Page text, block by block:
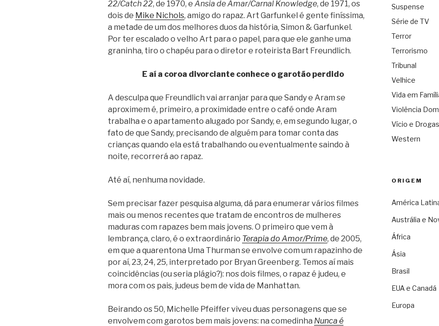
22/Catch 22, de 1970, e Ânsia de Amar/Carnal Knowledge, de 1971, os
dois de Mike Nichols, amigo do rapaz. Art Garfunkel é gente finíssima,
a metade de um dos melhores duos da história, Simon & Garfunkel.
Por ter escalado o velho Art para o papel, para que ele ganhe uma
graninha, tiro o chapéu para o diretor e roteirista Bart Freundlich.
E aí a coroa divorciante conhece o garotão perdido
A desculpa que Freundlich vai arranjar para que Sandy e Aram se
aproximem é, primeiro, a proximidade entre o café onde Aram
trabalha e o apartamento alugado por Sandy, e, em segundo lugar, o
fato de que Sandy, precisando de alguém para tomar conta das
crianças quando ela está trabalhando ou eventualmente saindo à
noite, recorrerá ao rapaz.
Até aí, nenhuma novidade.
Sem precisar fazer pesquisa alguma, dá para enumerar vários filmes
mais ou menos recentes que tratam de encontros de mulheres
maduras com rapazes bem mais jovens. O primeiro que vem à
lembrança, claro, é o extraordinário Terapia do Amor/Prime, de 2005,
em que a quarentona Uma Thurman se envolve com um rapazinho de
por aí, 23, 24, 25, interpretado por Bryan Greenberg. Temos aí mais
coincidências (ou seria plágio?): nos dois filmes, o rapaz é judeu, e
mora com os pais, judeus bem de vida de Manhattan.
Beirando os 50, Michelle Pfeiffer viveu duas personagens que se
envolvem com garotos bem mais jovens: na comedinha Nunca é
Suspense
Série de TV
Terror
Terrorismo
Tribunal
Velhice
Vida em
Violência
Vício e Drogas
Western
ORIGEM
América
Austrália e
África
Ásia
Brasil
EUA e Canadá
Europa